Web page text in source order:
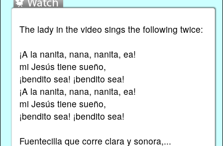
The lady in the video sings the following twice:
¡A la nanita, nana, nanita, ea!
mi Jesús tiene sueño,
¡bendito sea! ¡bendito sea!
¡A la nanita, nana, nanita, ea!
mi Jesús tiene sueño,
¡bendito sea! ¡bendito sea!
Fuentecilla que corre clara y sonora,...